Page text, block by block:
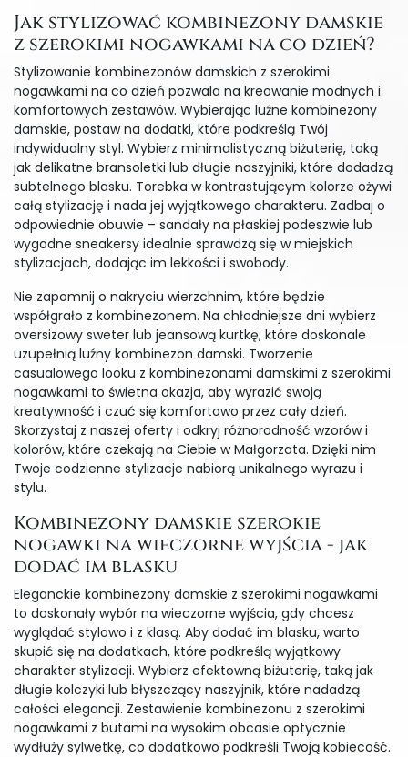
Jak stylizować kombinezony damskie
z szerokimi nogawkami na co dzień?
Stylizowanie kombinezonów damskich z szerokimi
nogawkami na co dzień pozwala na kreowanie modnych i
komfortowych zestawów. Wybierając luźne kombinezony
damskie, postaw na dodatki, które podkreślą Twój
indywidualny styl. Wybierz minimalistyczną biżuterię, taką
jak delikatne bransoletki lub długie naszyjniki, które dodadzą
subtelnego blasku. Torebka w kontrastującym kolorze ożywi
całą stylizację i nada jej wyjątkowego charakteru. Zadbaj o
odpowiednie obuwie – sandały na płaskiej podeszwie lub
wygodne sneakersy idealnie sprawdzą się w miejskich
stylizacjach, dodając im lekkości i swobody.
Nie zapomnij o nakryciu wierzchnim, które będzie
współgrało z kombinezonem. Na chłodniejsze dni wybierz
oversizowy sweter lub jeansową kurtkę, które doskonale
uzupełnią luźny kombinezon damski. Tworzenie
casualowego looku z kombinezonami damskimi z szerokimi
nogawkami to świetna okazja, aby wyrazić swoją
kreatywność i czuć się komfortowo przez cały dzień.
Skorzystaj z naszej oferty i odkryj różnorodność wzorów i
kolorów, które czekają na Ciebie w Małgorzata. Dzięki nim
Twoje codzienne stylizacje nabiorą unikalnego wyrazu i
stylu.
Kombinezony damskie szerokie
nogawki na wieczorne wyjścia - jak
dodać im blasku
Eleganckie kombinezony damskie z szerokimi nogawkami
to doskonały wybór na wieczorne wyjścia, gdy chcesz
wyglądać stylowo i z klasą. Aby dodać im blasku, warto
skupić się na dodatkach, które podkreślą wyjątkowy
charakter stylizacji. Wybierz efektowną biżuterię, taką jak
długie kolczyki lub błyszczący naszyjnik, które nadadzą
całości elegancji. Zestawienie kombinezonu z szerokimi
nogawkami z butami na wysokim obcasie optycznie
wydłuży sylwetkę, co dodatkowo podkreśli Twoją kobiecość.